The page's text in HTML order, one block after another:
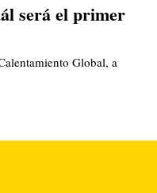
será el primer
Global, a